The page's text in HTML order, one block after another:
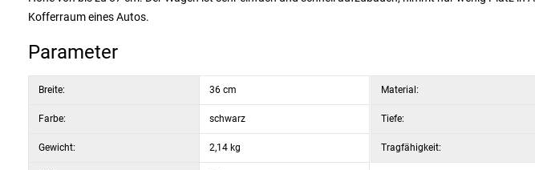
Kofferraum eines Autos.
Parameter
Breite: 36 cm
Farbe: schwarz
Gewicht: 2,14 kg
Material:
Tiefe:
Tragfähigkeit: